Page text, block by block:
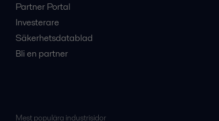
Partner Portal
Investerare
Säkerhetsdatablad
Bli en partner
Mest populära industrisidor